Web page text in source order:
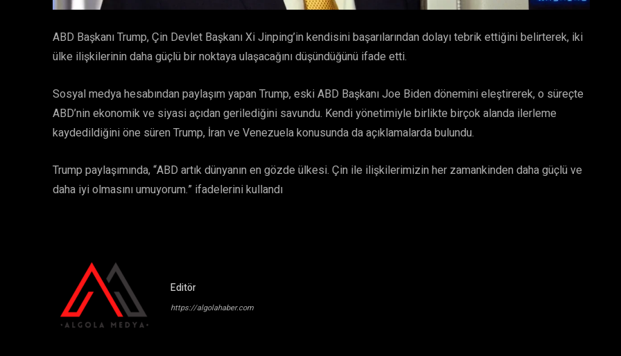
ABD Başkanı Trump, Çin Devlet Başkanı Xi Jinping’in kendisini başarılarından dolayı tebrik ettiğini belirterek, iki
ülke ilişkilerinin daha güçlü bir noktaya ulaşacağını düşündüğünü ifade etti.
Sosyal medya hesabından paylaşım yapan Trump, eski ABD Başkanı Joe Biden dönemini eleştirerek, o süreçte
ABD’nin ekonomik ve siyasi açıdan gerilediğini savundu. Kendi yönetimiyle birlikte birçok alanda ilerleme
kaydedildiğini öne süren Trump, İran ve Venezuela konusunda da açıklamalarda bulundu.
Trump paylaşımında, “ABD artık dünyanın en gözde ülkesi. Çin ile ilişkilerimizin her zamankinden daha güçlü ve
daha iyi olmasını umuyorum.” ifadelerini kullandı
Editör
https://algolahaber.com